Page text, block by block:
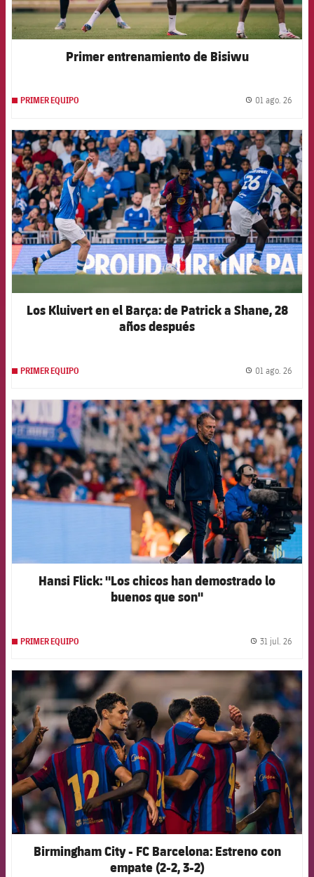
Primer entrenamiento de Bisiwu
PRIMER EQUIPO 01 ago. 26
FCB Barcelona badge
Los Kluivert en el Barça: de Patrick a Shane, 28
años después
PRIMER EQUIPO 01 ago. 26
FCB Barcelona badge
Hansi Flick: "Los chicos han demostrado lo
buenos que son"
PRIMER EQUIPO 31 jul. 26
FCB Barcelona badge
Birmingham City - FC Barcelona: Estreno con
empate (2-2, 3-2)